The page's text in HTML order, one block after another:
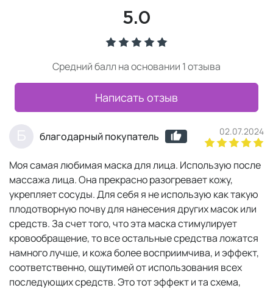
5.0
Средний балл на основании 1 отзыва
Написать отзыв
благодарный покупатель 02.07.2024
Моя самая любимая маска для лица. Использую после
массажа лица. Она прекрасно разогревает кожу,
укрепляет сосуды. Для себя я не использую как такую
плодотворную почву для нанесения других масок или
средств. За счет того, что эта маска стимулирует
кровообращение, то все остальные средства ложатся
намного лучше, и кожа более восприимчива, и эффект,
соответственно, ощутимей от использования всех
последующих средств. Это тот эффект и та схема,